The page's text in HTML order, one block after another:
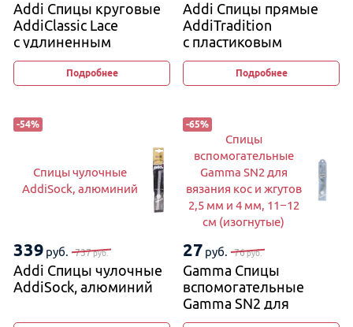
Addi Спицы круговые
AddiClassic Lace
с удлиненным
кончиком
Подробнее
Addi Спицы прямые
AddiTradition
с пластиковым
наконечником, 2 шт
Подробнее
-54%
Спицы чулочные
AddiSock, алюминий
339 руб. 737руб.
Addi Спицы чулочные
AddiSock, алюминий
-65%
Спицы
вспомогательные
Gamma SN2 для
вязания кос и жгутов
2,5 мм и 4 мм, 11−12
см (изогнутые)
27 руб. 76руб.
Gamma Спицы
вспомогательные
Gamma SN2 для
вязания кос и жгутов